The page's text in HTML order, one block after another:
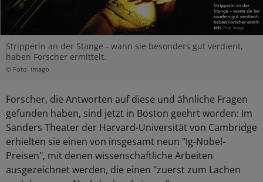
Stripperin an der Stange - wann sie besonders gut verdient,
haben Forscher ermittelt.
© Foto: imago
Forscher, die Antworten auf diese und ähnliche Fragen
gefunden haben, sind jetzt in Boston geehrt worden: Im
Sanders Theater der Harvard-Universität von Cambridge
erhielten sie einen von insgesamt neun "Ig-Nobel-
Preisen", mit denen wissenschaftliche Arbeiten
ausgezeichnet werden, die einen "zuerst zum Lachen